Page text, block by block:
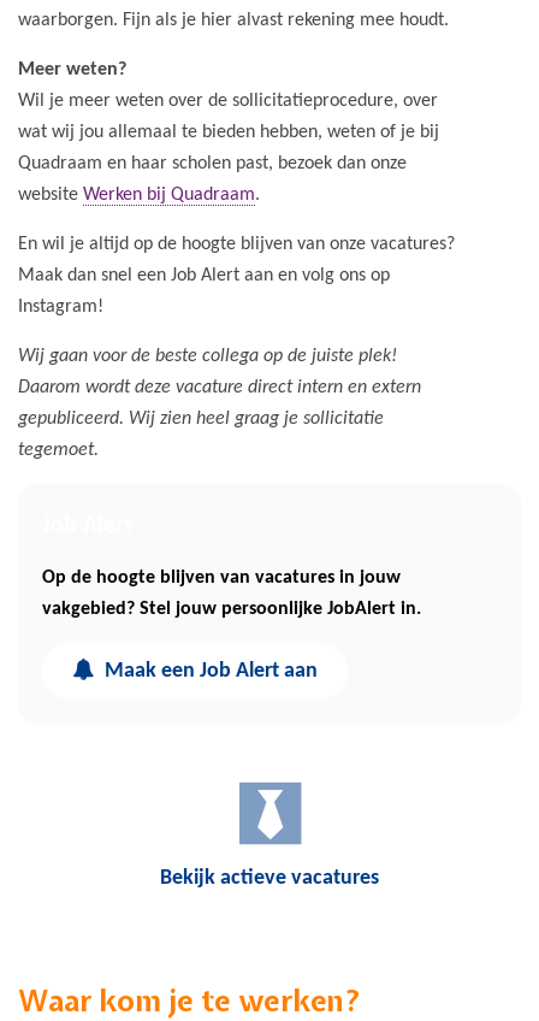
waarborgen. Fijn als je hier alvast rekening mee houdt.
Meer weten?
Wil je meer weten over de sollicitatieprocedure, over
wat wij jou allemaal te bieden hebben, weten of je bij
Quadraam en haar scholen past, bezoek dan onze
website Werken bij Quadraam.
En wil je altijd op de hoogte blijven van onze vacatures?
Maak dan snel een Job Alert aan en volg ons op
Instagram!
Wij gaan voor de beste collega op de juiste plek!
Daarom wordt deze vacature direct intern en extern
gepubliceerd. Wij zien heel graag je sollicitatie
tegemoet.
Op de hoogte blijven van vacatures in jouw
vakgebied? Stel jouw persoonlijke JobAlert in.
Maak een Job Alert aan
Bekijk actieve vacatures
Waar kom je te werken?